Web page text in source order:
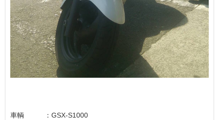
車輌 ：GSX-S1000